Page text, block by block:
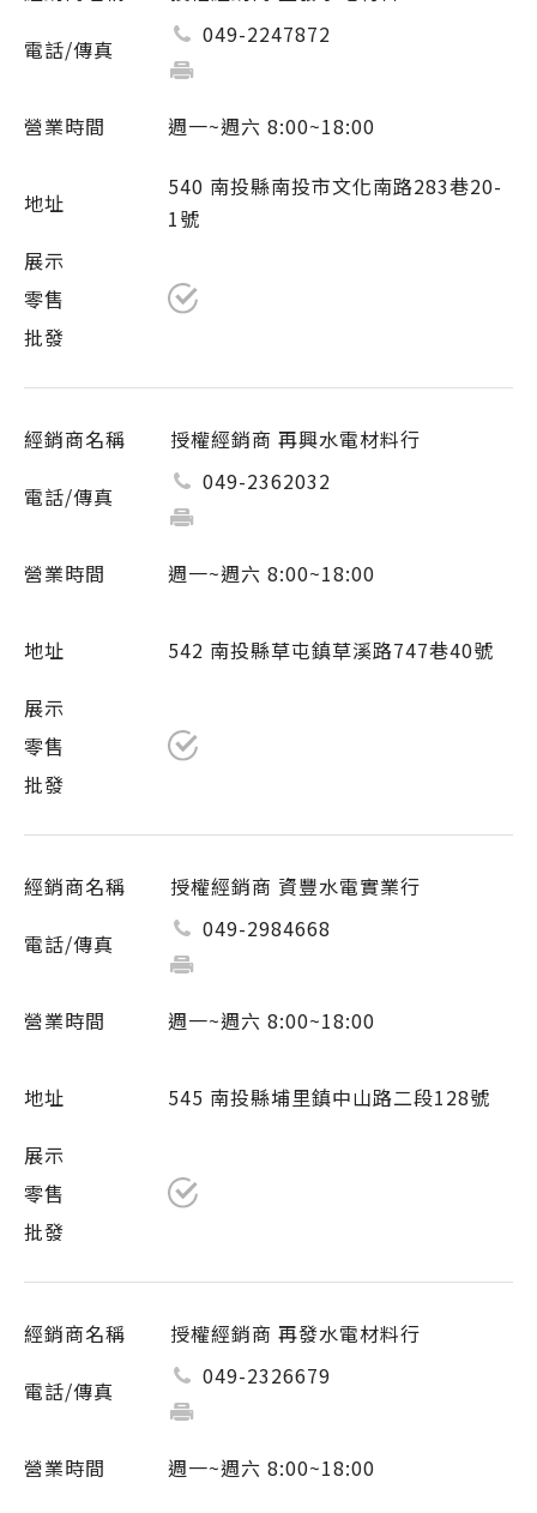
049-2247872
週一~週六 8:00~18:00
540 南投縣南投市文化南路283巷20-
1號
授權經銷商 再興水電材料行
049-2362032
週一~週六 8:00~18:00
542 南投縣草屯鎮草溪路747巷40號
授權經銷商 資豐水電實業行
049-2984668
週一~週六 8:00~18:00
545 南投縣埔里鎮中山路二段128號
授權經銷商 再發水電材料行
049-2326679
週一~週六 8:00~18:00